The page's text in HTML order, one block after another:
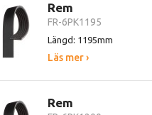
Rem
FR-6PK1195
Längd: 1195mm
Läs mer ›
Rem